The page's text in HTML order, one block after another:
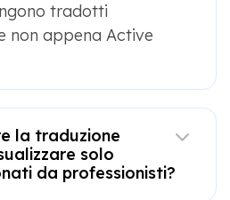
tradotti
non appena Active
la traduzione
solo
da professionisti?